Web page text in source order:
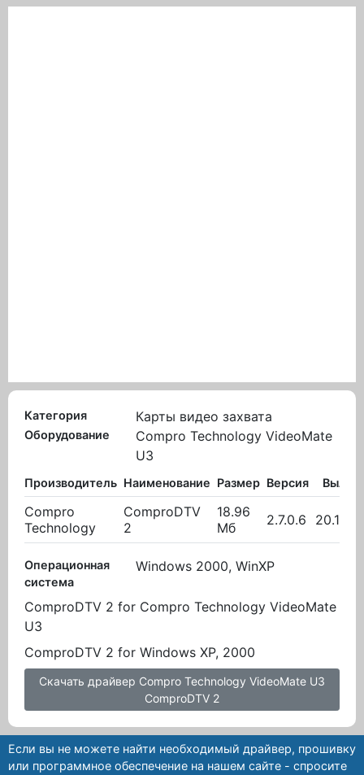
Категория Карты видео захвата
Оборудование
Compro Technology VideoMate
U3
Производитель Наименование Размер Версия
Compro
Technology
ComproDTV
2
18.96
Мб
2.7.0.6
Операционная
система
Windows 2000, WinXP
ComproDTV 2 for Compro Technology VideoMate
U3
ComproDTV 2 for Windows XP, 2000
Скачать драйвер Compro Technology VideoMate U3
ComproDTV 2
Если вы не можете найти необходимый драйвер, прошивку
или программное обеспечение на нашем сайте - спросите